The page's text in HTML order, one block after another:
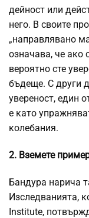
дейност или
него. В своите
„направлявано
означава, че ако
вероятно сте
бъдеще. С други
увереност, един
е като
колебания.
2. Вземете
Бандура нарича
Изследванията,
Institute,